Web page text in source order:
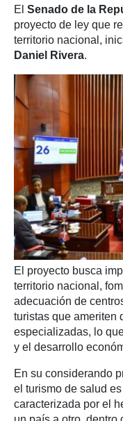
El Senado de la
proyecto de ley que
territorio nacional,
Daniel Rivera.
El proyecto busca
territorio nacional,
adecuación de
turistas que ameriten
especializadas, lo
y el desarrollo
En su considerando
el turismo de salud
caracterizada por el